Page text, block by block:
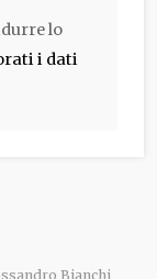
lo
i dati
Bianchi